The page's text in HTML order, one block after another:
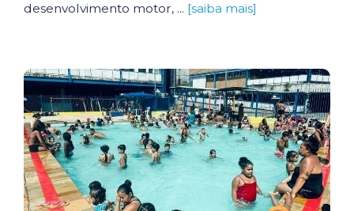
desenvolvimento motor, ... [saiba mais]